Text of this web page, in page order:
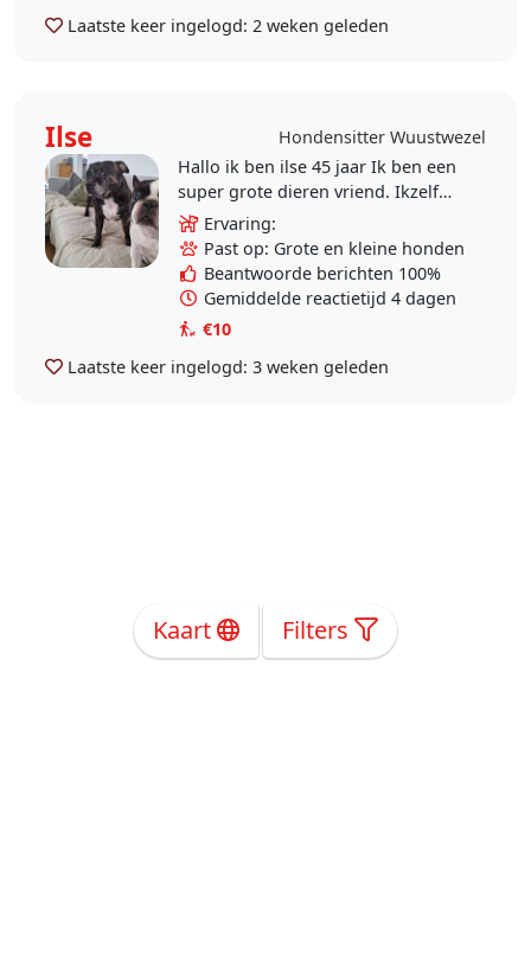
Laatste keer ingelogd: 2 weken geleden
Ilse
Hondensitter Wuustwezel
Hallo ik ben ilse 45 jaar Ik ben een
super grote dieren vriend. Ikzelf
heb wel wat ervaring met honden.
Vooral met amerikaanse staffords.
Ik heb er..
Ervaring:
Past op: Grote en kleine honden
Beantwoorde berichten 100%
Gemiddelde reactietijd 4 dagen
€10
Laatste keer ingelogd: 3 weken geleden
Kaart Filters